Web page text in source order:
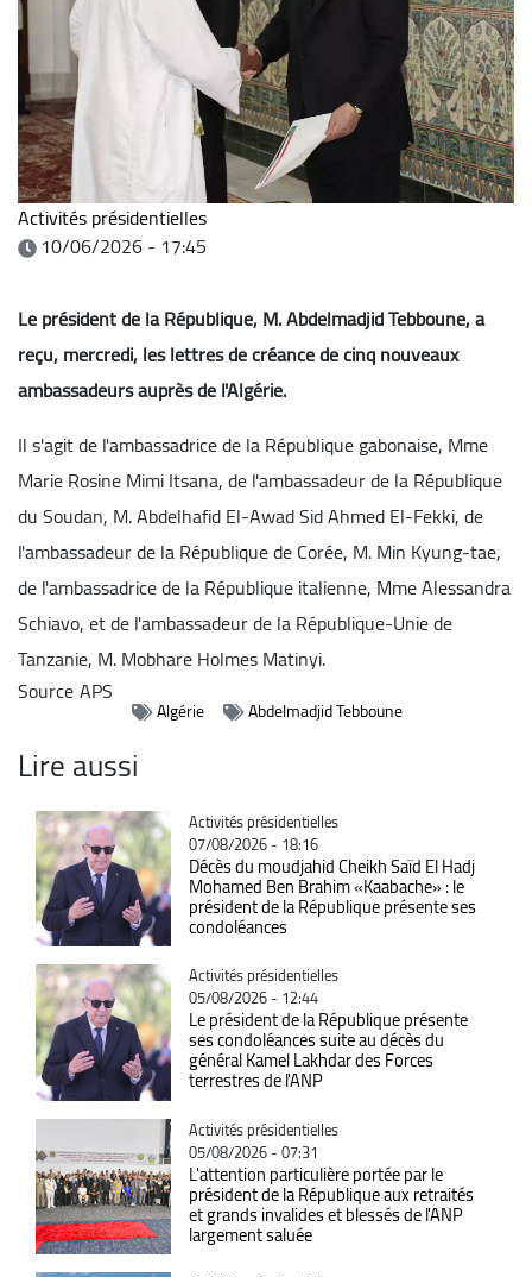
Activités présidentielles
10/06/2026 - 17:45
Le président de la République, M. Abdelmadjid Tebboune, a
reçu, mercredi, les lettres de créance de cinq nouveaux
ambassadeurs auprès de l'Algérie.
Il s'agit de l'ambassadrice de la République gabonaise, Mme
Marie Rosine Mimi Itsana, de l'ambassadeur de la République
du Soudan, M. Abdelhafid El-Awad Sid Ahmed El-Fekki, de
l'ambassadeur de la République de Corée, M. Min Kyung-tae,
de l'ambassadrice de la République italienne, Mme Alessandra
Schiavo, et de l'ambassadeur de la République-Unie de
Tanzanie, M. Mobhare Holmes Matinyi.
SourceAPS
Algérie Abdelmadjid Tebboune
Lire aussi
Catégorie
Activités présidentielles
07/08/2026 - 18:16
Décès du moudjahid Cheikh Saïd El Hadj
Mohamed Ben Brahim «Kaabache» : le
président de la République présente ses
condoléances
Catégorie
Activités présidentielles
05/08/2026 - 12:44
Le président de la République présente
ses condoléances suite au décès du
général Kamel Lakhdar des Forces
terrestres de l'ANP
Catégorie
Activités présidentielles
05/08/2026 - 07:31
L'attention particulière portée par le
président de la République aux retraités
et grands invalides et blessés de l'ANP
largement saluée